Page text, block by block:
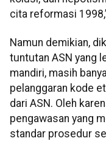
cita reformasi
Namun demikian,
tuntutan ASN yang
mandiri, masih
pelanggaran kode
dari ASN. Oleh
pengawasan yang
standar prosedur